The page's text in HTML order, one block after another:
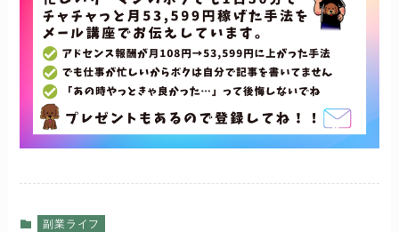
副業ライフ